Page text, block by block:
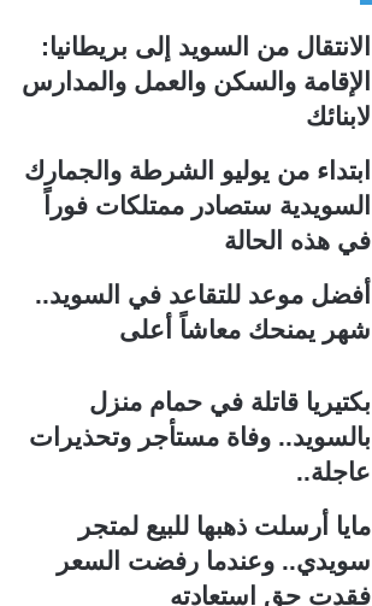
ح
ة
س
ا
ب
ق
ح
ت
ا
ل
الانتقال من السويد إلى بريطانيا:
الإقامة والسكن والعمل والمدارس
لابنائك
ابتداء من يوليو الشرطة والجمارك
السويدية ستصادر ممتلكات فوراً
في هذه الحالة
أفضل موعد للتقاعد في السويد..
شهر يمنحك معاشاً أعلى
بكتيريا قاتلة في حمام منزل
بالسويد.. وفاة مستأجر وتحذيرات
عاجلة..
مايا أرسلت ذهبها للبيع لمتجر
سويدي.. وعندما رفضت السعر
فقدت حق استعادته